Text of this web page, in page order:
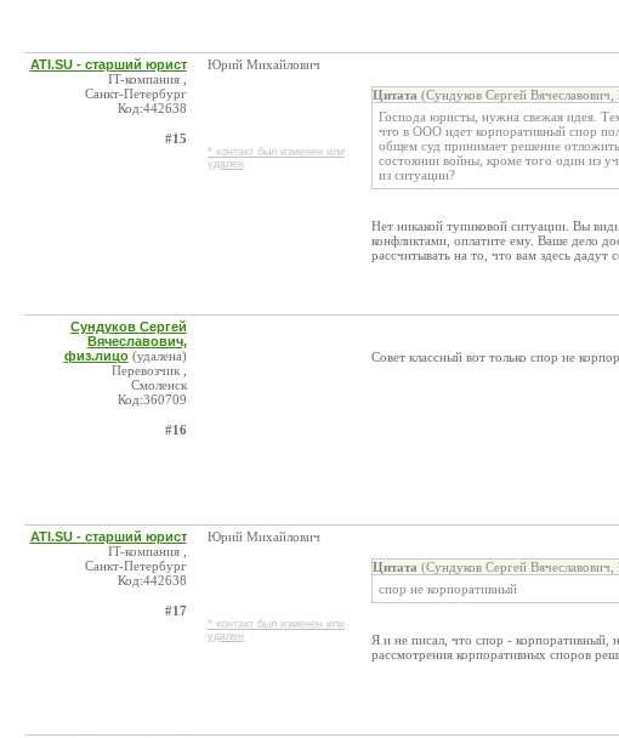
ATI.SU - старший юрист
IT-компания ,
Санкт-Петербург
Код:442638
#15
Юрий Михайлович
* контакт был изменен или
удален
Цитата (Сундуков Сергей
Господа юристы, нужна свежая идея.
что в ООО идет корпоративный спор
общем суд принимает решение
состоянии войны, кроме того один из
из ситуации?
Нет никакой тупиковой ситуации. Вы
конфликтами, оплатите ему. Ваше дело
рассчитывать на то, что вам здесь дадут
Сундуков Сергей
Вячеславович,
физ.лицо (удалена)
Перевозчик ,
Смоленск
Код:360709
#16
Совет классный вот только спор не
ATI.SU - старший юрист
IT-компания ,
Санкт-Петербург
Код:442638
#17
Юрий Михайлович
* контакт был изменен или
удален
Цитата (Сундуков Сергей
спор не корпоративный
Я и не писал, что спор - корпоративный,
рассмотрения корпоративных споров